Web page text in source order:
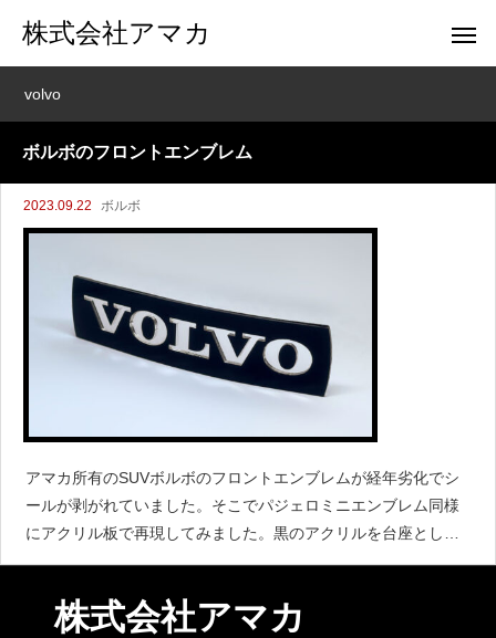
株式会社アマカ
volvo
ボルボのフロントエンブレム
2023.09.22 ボルボ
アマカ所有のSUVボルボのフロントエンブレムが経年劣化でシ
ールが剥がれていました。そこでパジェロミニエンブレム同様
にアクリル板で再現してみました。黒のアクリルを台座として
「VOLVO」ロゴを抜き、そこに同じ大きさの文字を切りとった
が出て、フロン
株式会社アマカ